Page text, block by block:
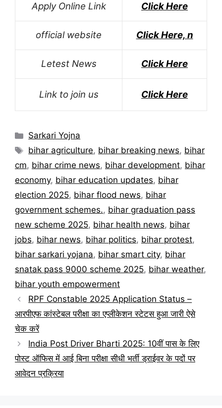
Apply Online Link Click Here
official website Click Here, n
Letest News Click Here
Link to join us Click Here
Categories
Sarkari Yojna
Tags
bihar agriculture, bihar breaking news, bihar
cm, bihar crime news, bihar development, bihar
economy, bihar education updates, bihar
election 2025, bihar flood news, bihar
government schemes., bihar graduation pass
new scheme 2025, bihar health news, bihar
jobs, bihar news, bihar politics, bihar protest,
bihar sarkari yojana, bihar smart city, bihar
snatak pass 9000 scheme 2025, bihar weather,
bihar youth empowerment
RPF Constable 2025 Application Status –
आरपीएफ कांस्टेबल परीक्षा का एप्लीकेशन स्टेटस हुआ जारी ऐसे
चेक करें
India Post Driver Bharti 2025: 10वीं पास के लिए
पोस्ट ऑफिस में आई बिना परीक्षा सीधी भर्ती ड्राईवर के पदों पर
आवेदन प्रक्रिया